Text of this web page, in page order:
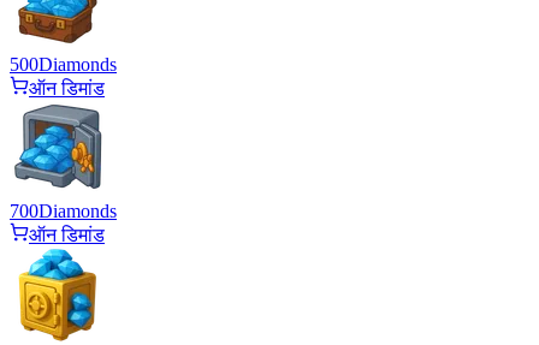
500Diamonds
ऑन डिमांड
700Diamonds
ऑन डिमांड